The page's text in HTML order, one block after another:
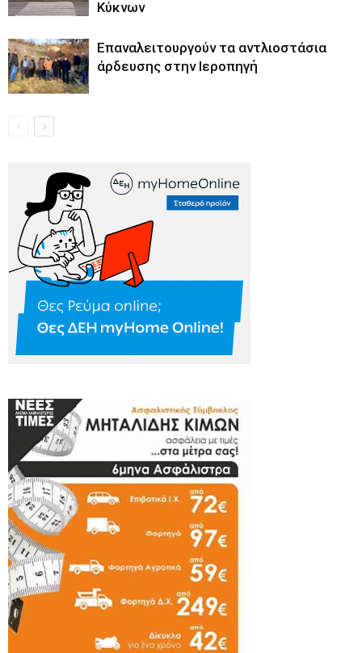
Κύκνων
Επαναλειτουργούν τα αντλιοστάσια
άρδευσης στην Ιεροπηγή